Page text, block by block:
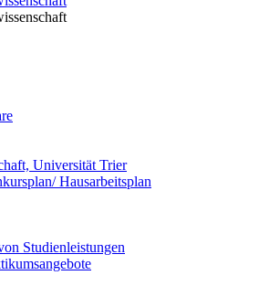
Universität Trier
Hausarbeitsplan
Studienleistungen